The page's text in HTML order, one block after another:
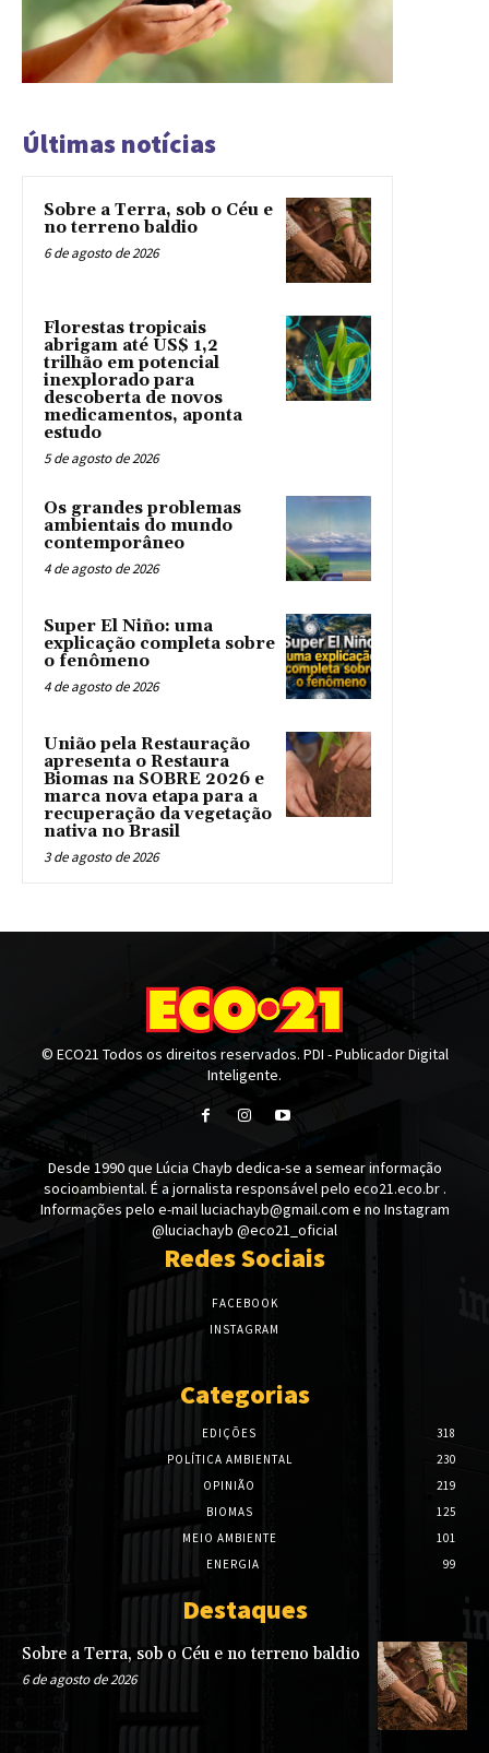
Últimas notícias
Sobre a Terra, sob o Céu e
no terreno baldio
6 de agosto de 2026
Florestas tropicais
abrigam até US$ 1,2
trilhão em potencial
inexplorado para
descoberta de novos
medicamentos, aponta
estudo
5 de agosto de 2026
Os grandes problemas
ambientais do mundo
contemporâneo
4 de agosto de 2026
Super El Niño: uma
explicação completa sobre
o fenômeno
4 de agosto de 2026
União pela Restauração
apresenta o Restaura
Biomas na SOBRE 2026 e
marca nova etapa para a
recuperação da vegetação
nativa no Brasil
3 de agosto de 2026
© ECO21 Todos os direitos reservados. PDI - Publicador Digital
Inteligente.
Desde 1990 que Lúcia Chayb dedica-se a semear informação
socioambiental. É a jornalista responsável pelo eco21.eco.br .
Informações pelo e-mail luciachayb@gmail.com e no Instagram
@luciachayb @eco21_oficial
Redes Sociais
FACEBOOK
INSTAGRAM
Categorias
EDIÇÕES
318
POLÍTICA AMBIENTAL
230
OPINIÃO
219
BIOMAS
125
MEIO AMBIENTE
101
ENERGIA
99
Destaques
Sobre a Terra, sob o Céu e no terreno baldio
6 de agosto de 2026